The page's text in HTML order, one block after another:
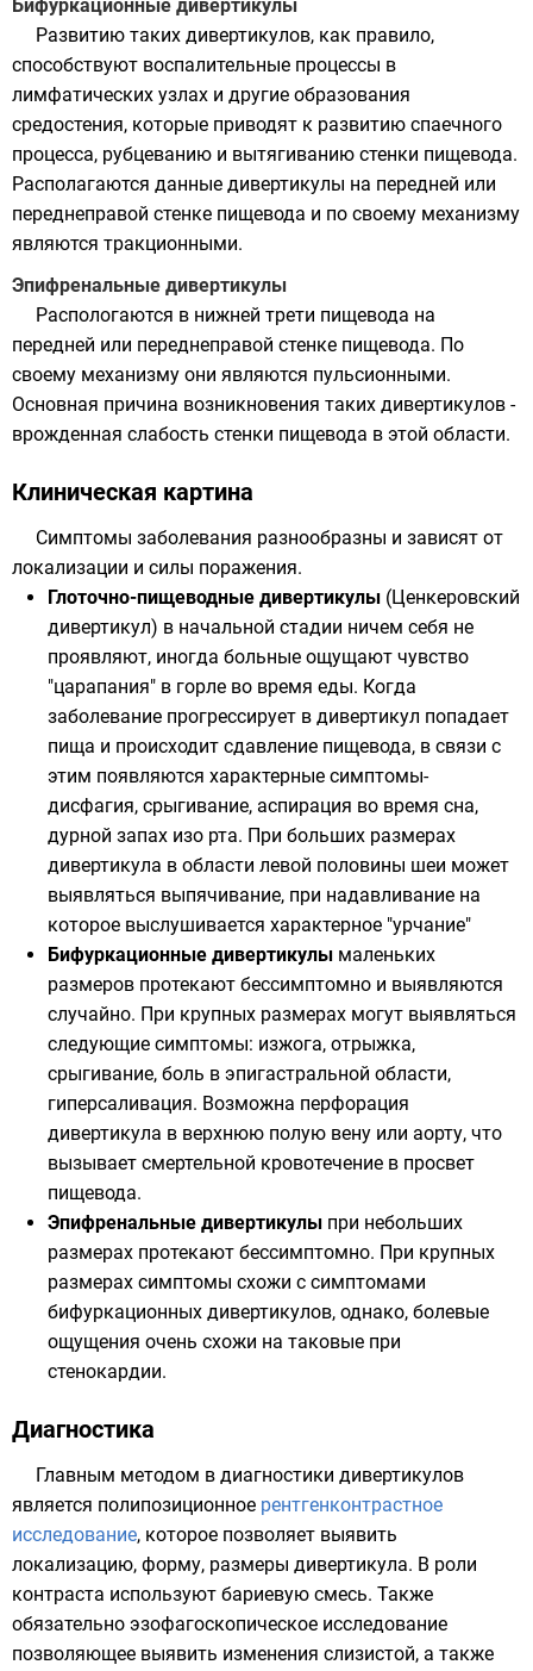
Бифуркационные дивертикулы
Развитию таких дивертикулов, как правило,
способствуют воспалительные процессы в
лимфатических узлах и другие образования
средостения, которые приводят к развитию спаечного
процесса, рубцеванию и вытягиванию стенки пищевода.
Располагаются данные дивертикулы на передней или
переднеправой стенке пищевода и по своему механизму
являются тракционными.
Эпифренальные дивертикулы
Распологаются в нижней трети пищевода на
передней или переднеправой стенке пищевода. По
своему механизму они являются пульсионными.
Основная причина возникновения таких дивертикулов -
врожденная слабость стенки пищевода в этой области.
Клиническая картина
Симптомы заболевания разнообразны и зависят от
локализации и силы поражения.
Глоточно-пищеводные дивертикулы (Ценкеровский
дивертикул) в начальной стадии ничем себя не
проявляют, иногда больные ощущают чувство
"царапания" в горле во время еды. Когда
заболевание прогрессирует в дивертикул попадает
пища и происходит сдавление пищевода, в связи с
этим появляются характерные симптомы-
дисфагия, срыгивание, аспирация во время сна,
дурной запах изо рта. При больших размерах
дивертикула в области левой половины шеи может
выявляться выпячивание, при надавливание на
которое выслушивается характерное "урчание"
Бифуркационные дивертикулы маленьких
размеров протекают бессимптомно и выявляются
случайно. При крупных размерах могут выявляться
следующие симптомы: изжога, отрыжка,
срыгивание, боль в эпигастральной области,
гиперсаливация. Возможна перфорация
дивертикула в верхнюю полую вену или аорту, что
вызывает смертельной кровотечение в просвет
пищевода.
Эпифренальные дивертикулы при небольших
размерах протекают бессимптомно. При крупных
размерах симптомы схожи с симптомами
бифуркационных дивертикулов, однако, болевые
ощущения очень схожи на таковые при
стенокардии.
Диагностика
Главным методом в диагностики дивертикулов
является полипозиционное рентгенконтрастное
исследование, которое позволяет выявить
локализацию, форму, размеры дивертикула. В роли
контраста используют бариевую смесь. Также
обязательно эзофагоскопическое исследование
позволяющее выявить изменения слизистой, а также